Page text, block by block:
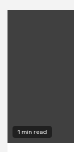
1 min read